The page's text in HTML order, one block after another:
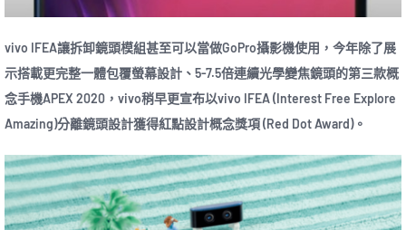
vivo IFEA讓拆卸鏡頭模組甚至可以當做GoPro攝影機使用，今年除了展
示搭載更完整一體包覆螢幕設計、5-7.5倍連續光學變焦鏡頭的第三款概
念手機APEX 2020，vivo稍早更宣布以vivo IFEA (Interest Free Explore
Amazing)分離鏡頭設計獲得紅點設計概念獎項 (Red Dot Award)。